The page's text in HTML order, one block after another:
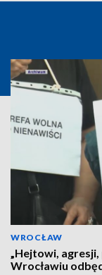
WROCŁAW
„Hejtowi, agresji,
Wrocławiu